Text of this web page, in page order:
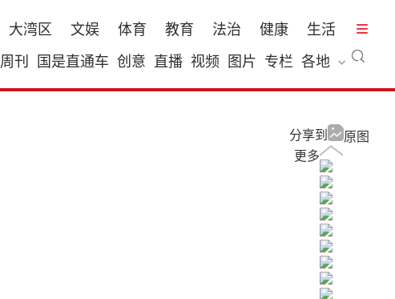
大湾区 文娱 体育 教育 法治 健康
生活
刊 国是直通车 创意 直播 视频 图片 专栏 各地
原图
分享到
更多